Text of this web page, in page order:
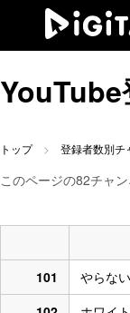
YouTube
トップ 登録者数別チ
このページの82チャ
101
やらな